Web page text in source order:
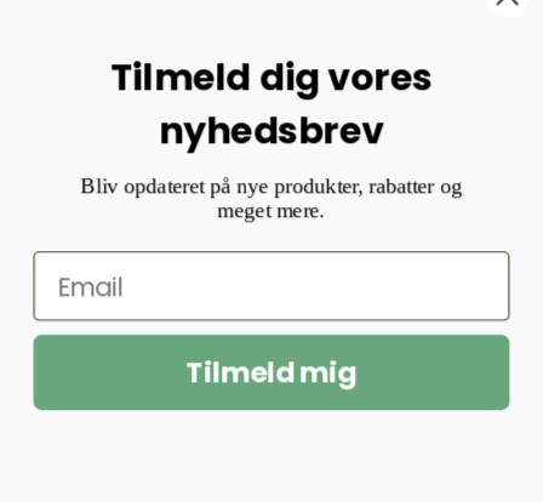
Tilmeld dig vores
nyhedsbrev
Bliv opdateret på nye produkter, rabatter og
meget mere.
Tilmeld mig